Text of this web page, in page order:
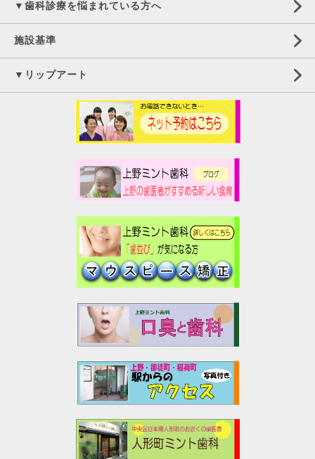
▼歯科診療を悩まれている方へ
施設基準
▼リップアート